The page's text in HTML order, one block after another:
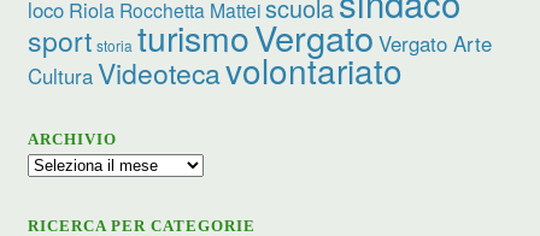
loco Riola Rocchetta Matteiscuola
sport storia turismoVergato Vergato Arte
CulturaVideotecavolontariato
ARCHIVIO
Archivio
RICERCA PER CATEGORIE